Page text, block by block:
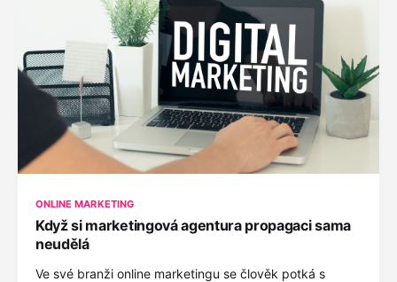
ONLINE MARKETING
Když si marketingová agentura propagaci sama
neudělá
Ve své branži online marketingu se člověk potká s